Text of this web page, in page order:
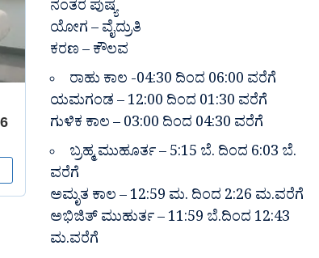
ನಂತರ ಪುಷ್ಯ
ಯೋಗ – ವೈದ್ರುತಿ
ಕರಣ – ಕೌಲವ
ರಾಹು ಕಾಲ -04:30 ದಿಂದ 06:00 ವರೆಗೆ
ಯಮಗಂಡ – 12:00 ದಿಂದ 01:30 ವರೆಗೆ
ಗುಳಿಕ ಕಾಲ – 03:00 ದಿಂದ 04:30 ವರೆಗೆ
ಬ್ರಹ್ಮ ಮುಹೂರ್ತ – 5:15 ಬೆ. ದಿಂದ 6:03 ಬೆ.
ವರೆಗೆ
ಅಮೃತ ಕಾಲ – 12:59 ಮ. ದಿಂದ 2:26 ಮ.ವರೆಗೆ
ಅಭಿಜಿತ್ ಮುಹುರ್ತ – 11:59 ಬೆ.ದಿಂದ 12:43
ಮ.ವರೆಗೆ